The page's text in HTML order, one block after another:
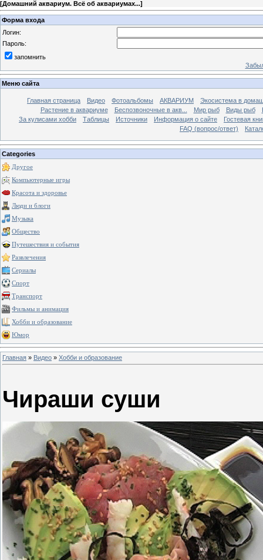
[Домашний аквариум. Всё об аквариумах...]
Форма входа
Логин:
Пароль:
запомнить
Меню сайта
Главная страница Видео Фотоальбомы АКВАРИУМ
Экосистема в
Растение в аквариуме
Беспозвоночные в акв... Мир рыб Виды рыб
За кулисами хобби
Таблицы Источники Информация о сайте
Гостевая
FAQ (вопрос/ответ)
Categories
Другое
Компьютерные игры
Красота и здоровье
Люди и блоги
Музыка
Общество
Путешествия и события
Развлечения
Сериалы
Спорт
Транспорт
Фильмы и анимация
Хобби и образование
Юмор
Главная » Видео » Хобби и образование
Чираши суши